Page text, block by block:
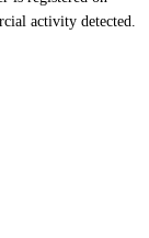
activity detected.